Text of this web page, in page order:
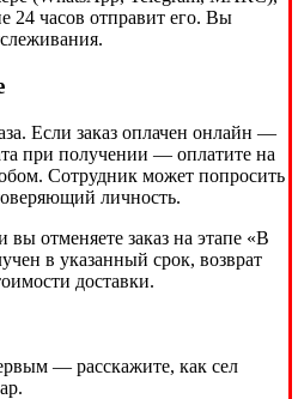
24 часов отправит его. Вы
Если заказ оплачен онлайн —
при получении — оплатите на
Сотрудник может попросить
личность.
вы отменяете заказ на этапе «В
в указанный срок, возврат
доставки.
— расскажите, как сел